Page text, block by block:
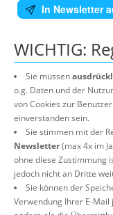
In Newsletter
WICHTIG:
Sie müssen
o.g. Daten und der
von Cookies zur
einverstanden sein.
Sie stimmen mit der
Newsletter(max 4x im
ohne diese Zustimmung
jedoch nicht an Dritte
Sie können der
Verwendung Ihrer E-